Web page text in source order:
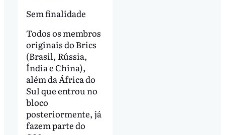
Sem finalidade
Todos os membros
originais do Brics
(Brasil, Rússia,
Índia e China),
além da África do
Sul que entrou no
bloco
posteriormente, já
fazem parte do